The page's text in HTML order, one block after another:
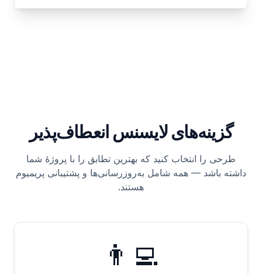
گزینه‌های لایسنس انعطاف‌پذیر
طرحی را انتخاب کنید که بهترین تطابق را با پروژهٔ شما
داشته باشد — همه شامل به‌روزرسانی‌ها و پشتیبانی پریمیوم
هستند.
👨‍💻